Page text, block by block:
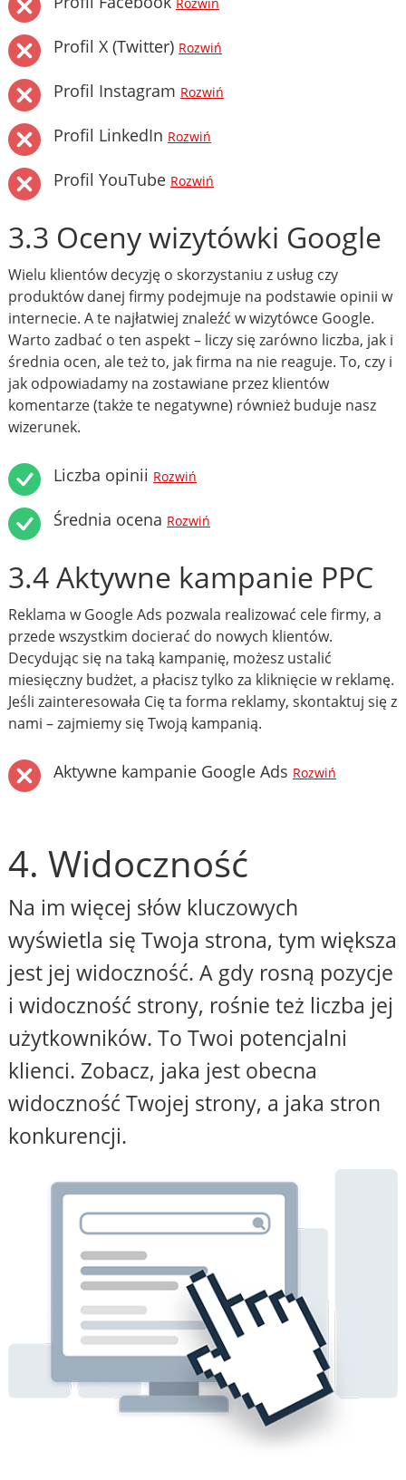
Rozwiń
Profil X (Twitter) Rozwiń
Profil Instagram Rozwiń
Profil LinkedIn Rozwiń
Profil YouTube Rozwiń
3.3 Oceny wizytówki Google
Wielu klientów decyzję o skorzystaniu z usług czy
produktów danej firmy podejmuje na podstawie opinii w
internecie. A te najłatwiej znaleźć w wizytówce Google.
Warto zadbać o ten aspekt – liczy się zarówno liczba, jak i
średnia ocen, ale też to, jak firma na nie reaguje. To, czy i
jak odpowiadamy na zostawiane przez klientów
komentarze (także te negatywne) również buduje nasz
wizerunek.
Liczba opinii Rozwiń
Średnia ocena Rozwiń
3.4 Aktywne kampanie PPC
Reklama w Google Ads pozwala realizować cele firmy, a
przede wszystkim docierać do nowych klientów.
Decydując się na taką kampanię, możesz ustalić
miesięczny budżet, a płacisz tylko za kliknięcie w reklamę.
Jeśli zainteresowała Cię ta forma reklamy, skontaktuj się z
nami – zajmiemy się Twoją kampanią.
Aktywne kampanie Google Ads Rozwiń
4. Widoczność
Na im więcej słów kluczowych
wyświetla się Twoja strona, tym większa
jest jej widoczność. A gdy rosną pozycje
i widoczność strony, rośnie też liczba jej
użytkowników. To Twoi potencjalni
klienci. Zobacz, jaka jest obecna
widoczność Twojej strony, a jaka stron
konkurencji.